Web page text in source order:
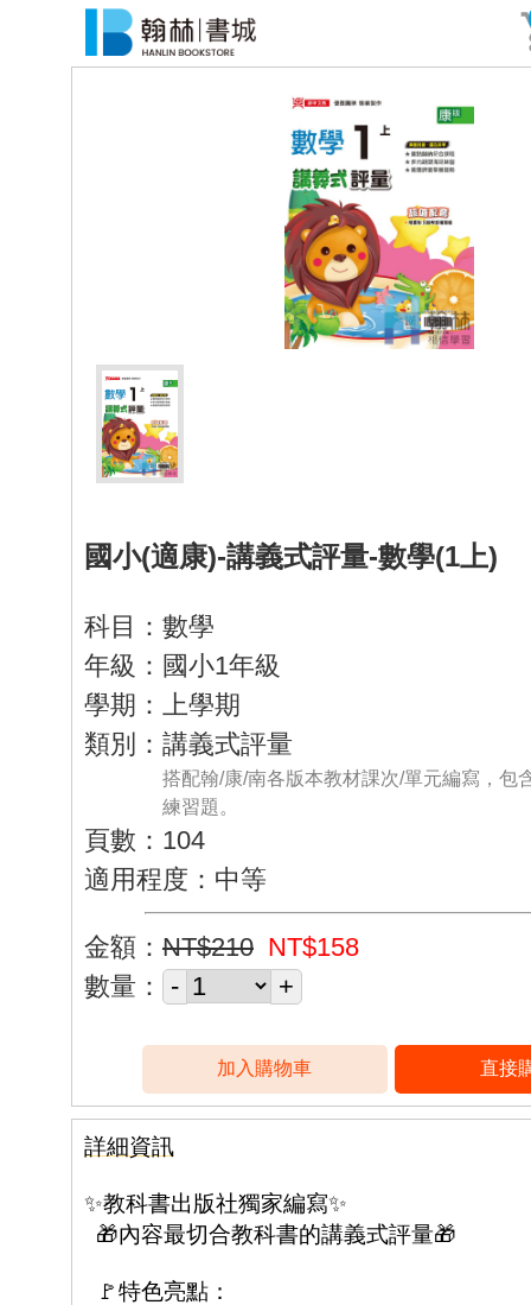
國小(適康)-講義式評量-數學(1上)
科目：數學
年級：國小1年級
學期：上學期
類別：講義式評量
搭配翰/康/南各版本教材課次/單元編寫，包
練習題。
頁數：104
適用程度：中等
金額： NT$210 NT$158
數量：
詳細資訊
✨教科書出版社獨家編寫✨
🎁內容最切合教科書的講義式評量🎁
🚩特色亮點：